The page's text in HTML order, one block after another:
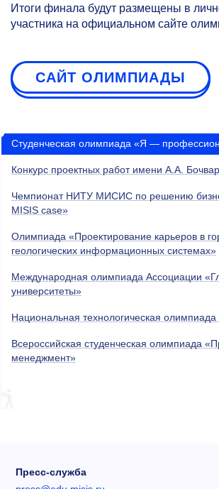
Итоги финала будут размещены в
участника на официальном сайте
САЙТ ОЛИМПИАДЫ
Студенческая олимпиада «Я —
Конкурс проектных работ имени А.А.
Чемпионат НИТУ МИСИС по решению
MISIS case»
Олимпиада «Проектирование карьеров в
геологических информационных системах»
Международная олимпиада Ассоциации
университеты»
Национальная технологическая олимпиада
Всероссийская студенческая олимпиада
менеджмент»
Пресс-служба